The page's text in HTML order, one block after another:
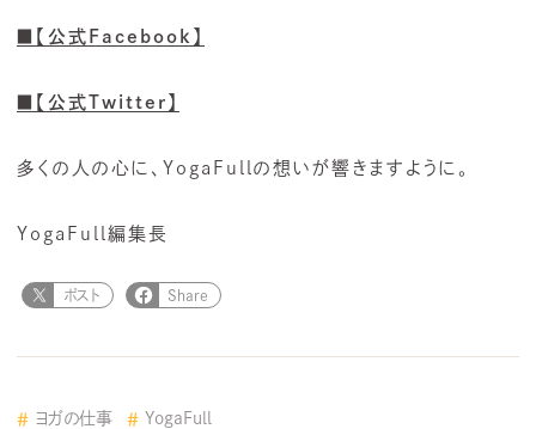
■【公式Facebook】
■【公式Twitter】
多くの人の心に、YogaFullの想いが響きますように。
YogaFull編集長
ポスト Share
ヨガの仕事 YogaFull